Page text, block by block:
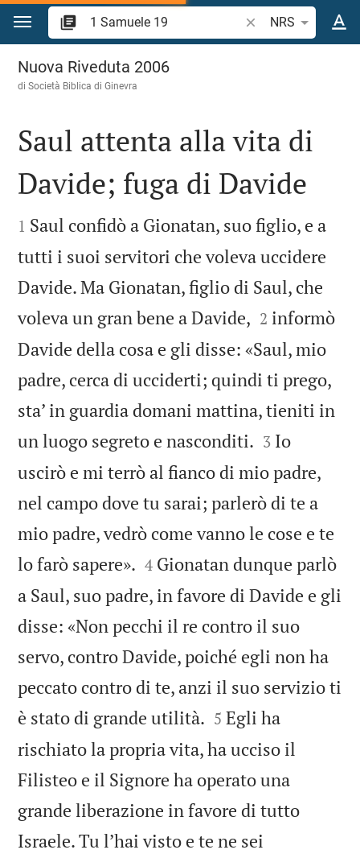
Vai al contenuto
Ricerca verso
NRS
1 Samuele 19
Nuova Riveduta 2006
di Società Biblica di Ginevra

Saul attenta alla vita di
Davide; fuga di Davide

1 Saul confidò a Gionatan, suo figlio, e a
tutti i suoi servitori che voleva uccidere
Davide. Ma Gionatan, figlio di Saul, che
voleva un gran bene a Davide, 

2 informò
Davide della cosa e gli disse: «Saul, mio
padre, cerca di ucciderti; quindi ti prego,
sta’ in guardia domani mattina, tieniti in
un luogo segreto e nasconditi. 

3 Io
uscirò e mi terrò al fianco di mio padre,
nel campo dove tu sarai; parlerò di te a
mio padre, vedrò come vanno le cose e te
lo farò sapere». 

4 Gionatan dunque parlò
a Saul, suo padre, in favore di Davide e gli
disse: «Non pecchi il re contro il suo
servo, contro Davide, poiché egli non ha
peccato contro di te, anzi il suo servizio ti
è stato di grande utilità. 

5 Egli ha
rischiato la propria vita, ha ucciso il
Filisteo e il Signore ha operato una
grande liberazione in favore di tutto
Israele. Tu l’hai visto e te ne sei